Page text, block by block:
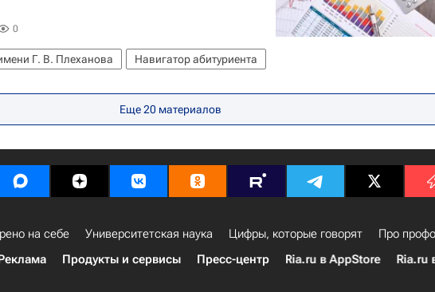
0
Г. В. Плеханова Навигатор абитуриента
Еще 20 материалов
на себе Университетская наука Цифры, которые говорят
Про
Продукты и сервисы Пресс-центр Ria.ru в AppStore Ria.ru